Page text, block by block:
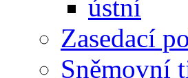
ústní
Zasedací
Sněmovní